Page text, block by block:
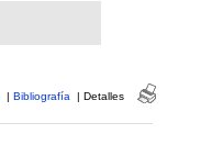
| Bibliografía | Detalles